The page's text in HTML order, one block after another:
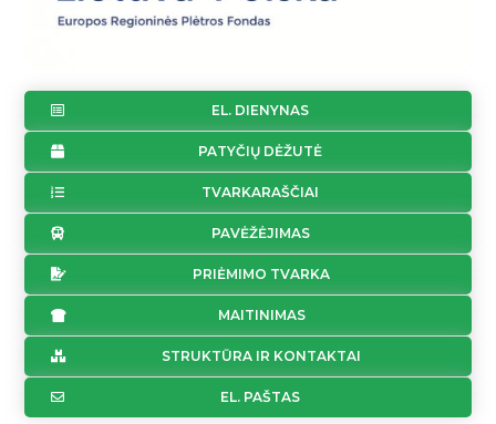
EL. DIENYNAS
PATYČIŲ DĖŽUTĖ
TVARKARAŠČIAI
PAVĖŽĖJIMAS
PRIĖMIMO TVARKA
MAITINIMAS
STRUKTŪRA IR KONTAKTAI
EL. PAŠTAS